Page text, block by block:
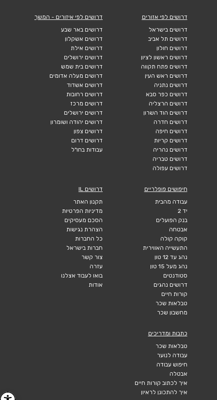
דרושים לפי אזורים
דרושים בישראל
דרושים תל אביב
דרושים חולון
דרושים ראשון לציון
דרושים פתח תקווה
דרושים ראש העין
דרושים נתניה
דרושים כפר סבא
דרושים הרצליה
דרושים הוד השרון
דרושים חדרה
דרושים חיפה
דרושים קריות
דרושים נהריה
דרושים טבריה
דרושים עפולה
דרושים לפי איזורים - המשך
דרושים באר שבע
דרושים אשקלון
דרושים אילת
דרושים ירושלים
דרושים בית שמש
דרושים מעלה אדומים
דרושים אשדוד
דרושים רחובות
דרושים מרכז
דרושים ירושלים
דרושים יהודה ושומרון
דרושים צפון
דרושים דרום
עבודות בחו"ל
חיפושים פופלריים
עבודה מהבית
יד 2
בנק הפועלים
אבטחה
קוקה קולה
התעשייה האווירית
נהג עד 12 טון
נהג מעל 15 טון
סטודנטים
דרושים נהגים
קורות חיים
טבלאות שכר
מחשבון שכר
דרושים IL
תקנון האתר
מדיניות הפרטיות
הסכם מעסיקים
הצהרת נגישות
כל החברות
חברות בישראל
צור קשר
עזרה
בואו לעבוד אצלנו
אודות
כתבות ומדריכים
טבלאות שכר
עבודה לנוער
חיפוש עבודה
אבטלה
איך לכתוב קורות חיים
איך להתכונן לראיון